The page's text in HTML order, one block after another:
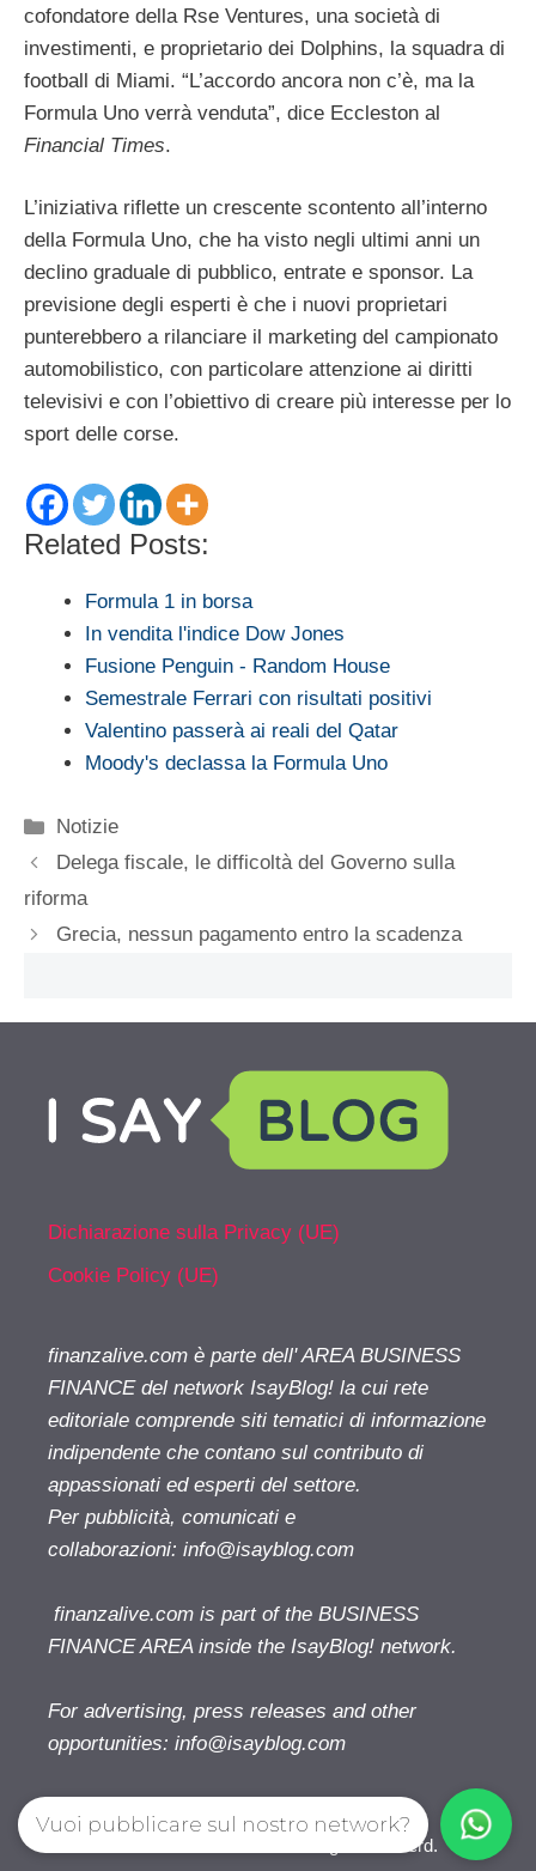
cofondatore della Rse Ventures, una società di
investimenti, e proprietario dei Dolphins, la squadra di
football di Miami. “L’accordo ancora non c’è, ma la
Formula Uno verrà venduta”, dice Eccleston al
Financial Times.
L’iniziativa riflette un crescente scontento all’interno
della Formula Uno, che ha visto negli ultimi anni un
declino graduale di pubblico, entrate e sponsor. La
previsione degli esperti è che i nuovi proprietari
punterebbero a rilanciare il marketing del campionato
automobilistico, con particolare attenzione ai diritti
televisivi e con l’obiettivo di creare più interesse per lo
sport delle corse.
Related Posts:
Formula 1 in borsa
In vendita l'indice Dow Jones
Fusione Penguin - Random House
Semestrale Ferrari con risultati positivi
Valentino passerà ai reali del Qatar
Moody's declassa la Formula Uno
Categorie
Notizie
Delega fiscale, le difficoltà del Governo sulla
riforma
Grecia, nessun pagamento entro la scadenza
Dichiarazione sulla Privacy (UE)
Cookie Policy (UE)
finanzalive.com è parte dell' AREA BUSINESS
FINANCE del network IsayBlog! la cui rete
editoriale comprende siti tematici di informazione
indipendente che contano sul contributo di
appassionati ed esperti del settore.
Per pubblicità, comunicati e
collaborazioni: info@isayblog.com
finanzalive.com is part of the BUSINESS
FINANCE AREA inside the IsayBlog! network.
For advertising, press releases and other
opportunities: info@isayblog.com
Finanzalive.com © 2026. All right reserverd.
Vuoi pubblicare sul nostro network?